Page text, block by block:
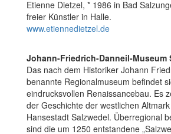
Etienne Dietzel, * 1986 in Bad
freier Künstler in Halle.
www.etiennedietzel.de
Johann-Friedrich-Danneil-Museum
Das nach dem Historiker Johann
benannte Regionalmuseum befindet
eindrucksvollen Renaissancebau. Es
der Geschichte der westlichen
Hansestadt Salzwedel. Überregional
sind die um 1250 entstandene